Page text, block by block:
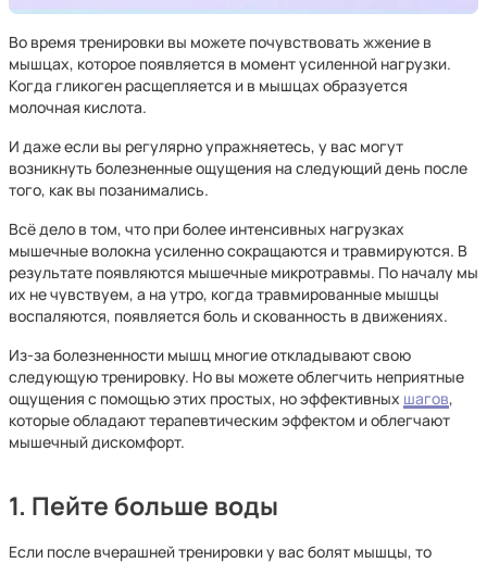
Во время тренировки вы можете почувствовать жжение в
мышцах, которое появляется в момент усиленной нагрузки.
Когда гликоген расщепляется и в мышцах образуется
молочная кислота.
И даже если вы регулярно упражняетесь, у вас могут
возникнуть болезненные ощущения на следующий день после
того, как вы позанимались.
Всё дело в том, что при более интенсивных нагрузках
мышечные волокна усиленно сокращаются и травмируются. В
результате появляются мышечные микротравмы. По началу мы
их не чувствуем, а на утро, когда травмированные мышцы
воспаляются, появляется боль и скованность в движениях.
Из-за болезненности мышц многие откладывают свою
следующую тренировку. Но вы можете облегчить неприятные
ощущения с помощью этих простых, но эффективных шагов,
которые обладают терапевтическим эффектом и облегчают
мышечный дискомфорт.
1. Пейте больше воды
Если после вчерашней тренировки у вас болят мышцы, то